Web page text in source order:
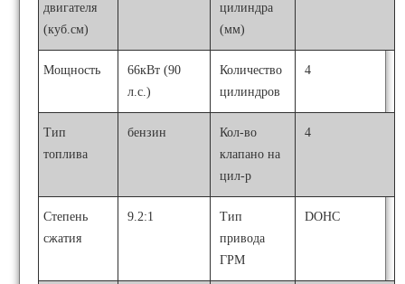
двигателя
(куб.см)
цилиндра
(мм)
Мощность
66кВт (90
л.с.)
Количество
цилиндров
4
Тип
топлива
бензин
Кол-во
клапано на
цил-р
4
Степень
сжатия
9.2:1
Тип
привода
ГРМ
DOHC